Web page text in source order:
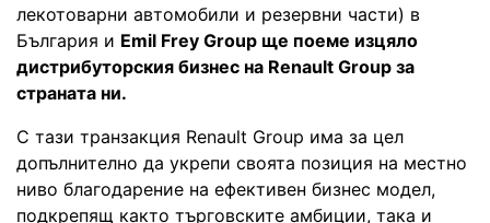
лекотоварни автомобили и резервни части) в
България и Emil Frey Group ще поеме изцяло
дистрибуторския бизнес на Renault Group за
страната ни.
С тази транзакция Renault Group има за цел
допълнително да укрепи своята позиция на местно
ниво благодарение на ефективен бизнес модел,
подкрепящ както търговските амбиции, така и